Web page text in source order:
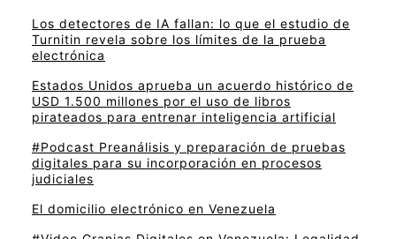
Los detectores de IA fallan: lo que el estudio de
Turnitin revela sobre los límites de la prueba
electrónica
Estados Unidos aprueba un acuerdo histórico de
USD 1.500 millones por el uso de libros
pirateados para entrenar inteligencia artificial
#Podcast Preanálisis y preparación de pruebas
digitales para su incorporación en procesos
judiciales
El domicilio electrónico en Venezuela